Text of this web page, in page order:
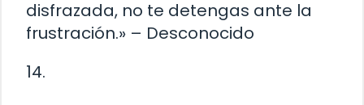
disfrazada, no te detengas ante la
frustración.» – Desconocido
14.